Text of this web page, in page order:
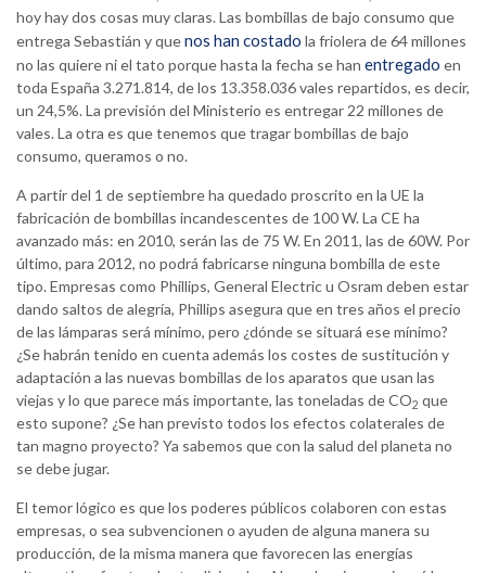
hoy hay dos cosas muy claras. Las bombillas de bajo consumo que
entrega Sebastián y quenos han costado la friolera de 64 millones
no las quiere ni el tato porque hasta la fecha se han entregado en
toda España 3.271.814, de los 13.358.036 vales repartidos, es decir,
un 24,5%. La previsión del Ministerio es entregar 22 millones de
vales. La otra es que tenemos que tragar bombillas de bajo
consumo, queramos o no.
A partir del 1 de septiembre ha quedado proscrito en la UE la
fabricación de bombillas incandescentes de 100 W. La CE ha
avanzado más: en 2010, serán las de 75 W. En 2011, las de 60W. Por
último, para 2012, no podrá fabricarse ninguna bombilla de este
tipo. Empresas como Phillips, General Electric u Osram deben estar
dando saltos de alegría, Phillips asegura que en tres años el precio
de las lámparas será mínimo, pero ¿dónde se situará ese mínimo?
¿Se habrán tenido en cuenta además los costes de sustitución y
adaptación a las nuevas bombillas de los aparatos que usan las
viejas y lo que parece más importante, las toneladas de CO2 que
esto supone? ¿Se han previsto todos los efectos colaterales de
tan magno proyecto? Ya sabemos que con la salud del planeta no
se debe jugar.
El temor lógico es que los poderes públicos colaboren con estas
empresas, o sea subvencionen o ayuden de alguna manera su
producción, de la misma manera que favorecen las energías